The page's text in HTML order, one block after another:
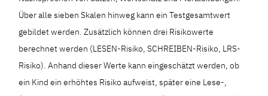
Über alle sieben Skalen hinweg kann ein Testgesamtwert
gebildet werden. Zusätzlich können drei Risikowerte
berechnet werden (LESEN-Risiko, SCHREIBEN-Risiko, LRS-
Risiko). Anhand dieser Werte kann eingeschätzt werden, ob
ein Kind ein erhöhtes Risiko aufweist, später eine Lese-,